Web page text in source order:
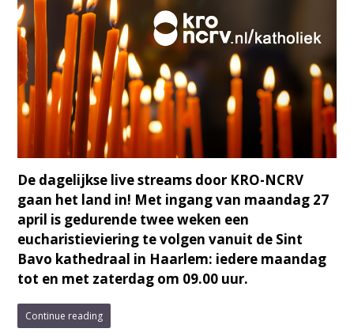
De dagelijkse live streams door KRO-NCRV
gaan het land in! Met ingang van maandag 27
april is gedurende twee weken een
eucharistieviering te volgen vanuit de Sint
Bavo kathedraal in Haarlem: iedere maandag
tot en met zaterdag om 09.00 uur.
Continue reading